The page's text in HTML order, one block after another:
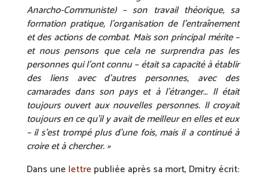
Anarcho-Communiste) – son travail théorique, sa
formation pratique, l’organisation de l’entraînement
et des actions de combat. Mais son principal mérite –
et nous pensons que cela ne surprendra pas les
personnes qui l’ont connu – était sa capacité à établir
des liens avec d’autres personnes, avec des
camarades dans son pays et à l’étranger… Il était
toujours ouvert aux nouvelles personnes. Il croyait
toujours en ce qu’il y avait de meilleur en elles et eux
– il s’est trompé plus d’une fois, mais il a continué à
croire et à chercher. »
Dans une lettre publiée après sa mort, Dmitry écrit: